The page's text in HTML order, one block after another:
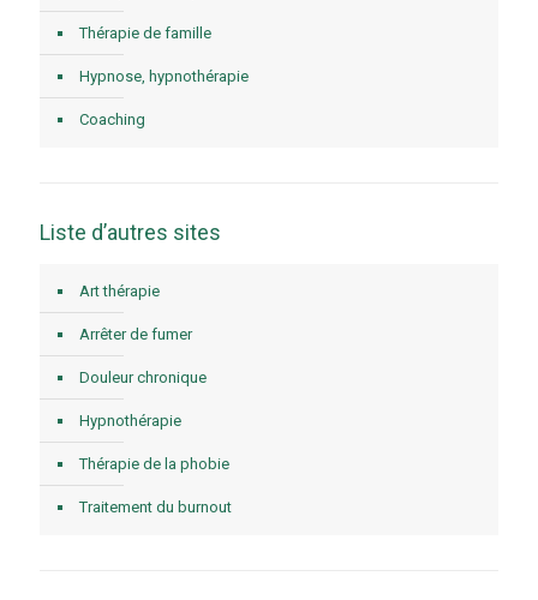
Thérapie de famille
Hypnose, hypnothérapie
Coaching
Liste d’autres sites
Art thérapie
Arrêter de fumer
Douleur chronique
Hypnothérapie
Thérapie de la phobie
Traitement du burnout